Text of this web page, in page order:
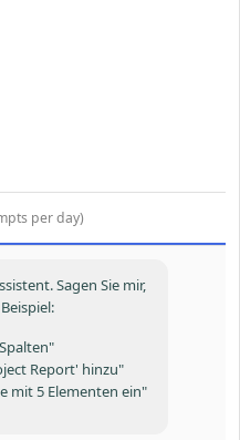
per day)
Sagen Sie mir,
Report' hinzu"
mit 5 Elementen ein"